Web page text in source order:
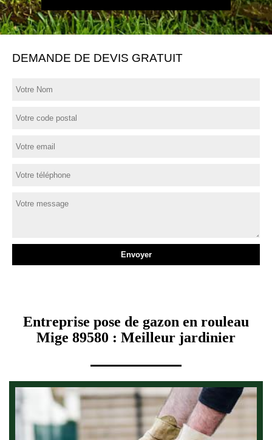
DEMANDE DE DEVIS GRATUIT
Entreprise pose de gazon en rouleau
Mige 89580 : Meilleur jardinier